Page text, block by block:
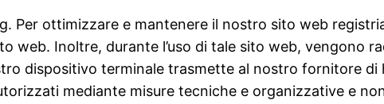
Per ottimizzare e mantenere il nostro sito web
web. Inoltre, durante l’uso di tale sito web, vengono
dispositivo terminale trasmette al nostro fornitore
mediante misure tecniche e organizzative e